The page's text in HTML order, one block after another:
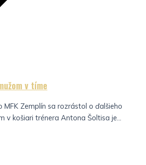
v tíme
MFK Zemplín sa rozrástol o ďalšieho
v košiari trénera Antona Šoltisa je...